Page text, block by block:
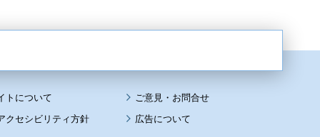
トについて
クセシビリティ方針 広告について